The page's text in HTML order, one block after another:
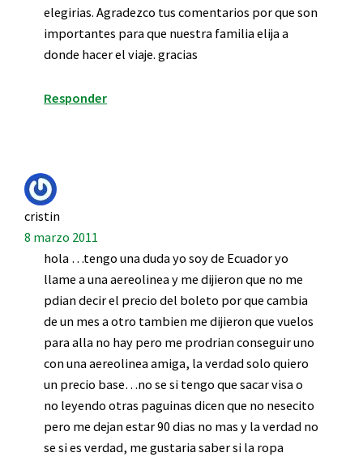
elegirias. Agradezco tus comentarios por que son
importantes para que nuestra familia elija a
donde hacer el viaje. gracias
Responder
cristin
8 marzo 2011
hola …tengo una duda yo soy de Ecuador yo
llame a una aereolinea y me dijieron que no me
pdian decir el precio del boleto por que cambia
de un mes a otro tambien me dijieron que vuelos
para alla no hay pero me prodrian conseguir uno
con una aereolinea amiga, la verdad solo quiero
un precio base…no se si tengo que sacar visa o
no leyendo otras paguinas dicen que no nesecito
pero me dejan estar 90 dias no mas y la verdad no
se si es verdad, me gustaria saber si la ropa